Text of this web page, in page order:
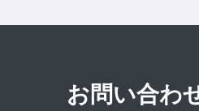
お問い合わ